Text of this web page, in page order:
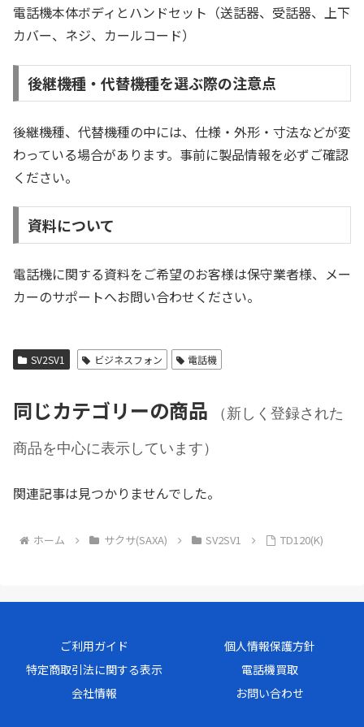
電話機本体ボディとハンドセット（送話器、受話器、上下
カバー、ネジ、カールコード）
後継機種・代替機種を選ぶ際の注意点
後継機種、代替機種の中には、仕様・外形・寸法などが変
わっている場合があります。事前に製品情報を必ずご確認
ください。
資料について
電話機に関する資料をご希望のお客様は保守業者様、メー
カーのサポートへお問い合わせください。
SV2SV1 ビジネスフォン 電話機
同じカテゴリーの商品
（新しく登録された
商品を中心に表示しています）
関連記事は見つかりませんでした。
ホーム サクサ(SAXA) SV2SV1 TD120(K)
ご利用ガイド
個人情報保護方針
特定商取引法に関する表示
電話機買取
会社情報
お問い合わせ